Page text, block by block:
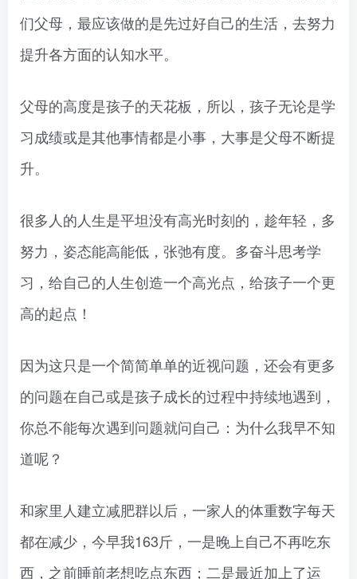
们父母，最应该做的是先过好自己的生活，去努力
提升各方面的认知水平。
父母的高度是孩子的天花板，所以，孩子无论是学
习成绩或是其他事情都是小事，大事是父母不断提
升。
很多人的人生是平坦没有高光时刻的，趁年轻，多
努力，姿态能高能低，张弛有度。多奋斗思考学
习，给自己的人生创造一个高光点，给孩子一个更
高的起点！
因为这只是一个简简单单的近视问题，还会有更多
的问题在自己或是孩子成长的过程中持续地遇到，
你总不能每次遇到问题就问自己：为什么我早不知
道呢？
和家里人建立减肥群以后，一家人的体重数字每天
都在减少，今早我163斤，一是晚上自己不再吃东
西，之前睡前老想吃点东西；二是最近加上了运